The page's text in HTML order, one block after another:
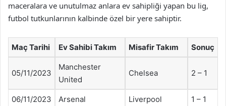
maceralara ve unutulmaz anlara ev sahipliği yapan bu lig,
futbol tutkunlarının kalbinde özel bir yere sahiptir.
Maç Tarihi Ev Sahibi Takım Misafir Takım Sonuç
05/11/2023
Manchester
United
Chelsea 2 – 1
06/11/2023 Arsenal Liverpool 1 – 1